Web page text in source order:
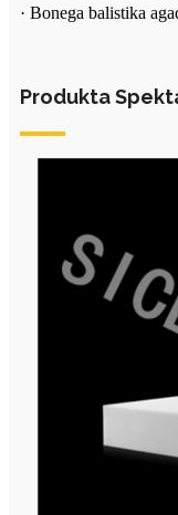
· Bonega balistika
Produkta